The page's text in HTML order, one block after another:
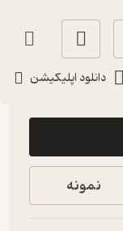
دانلود اپلیکیشن
1,700
نمونه